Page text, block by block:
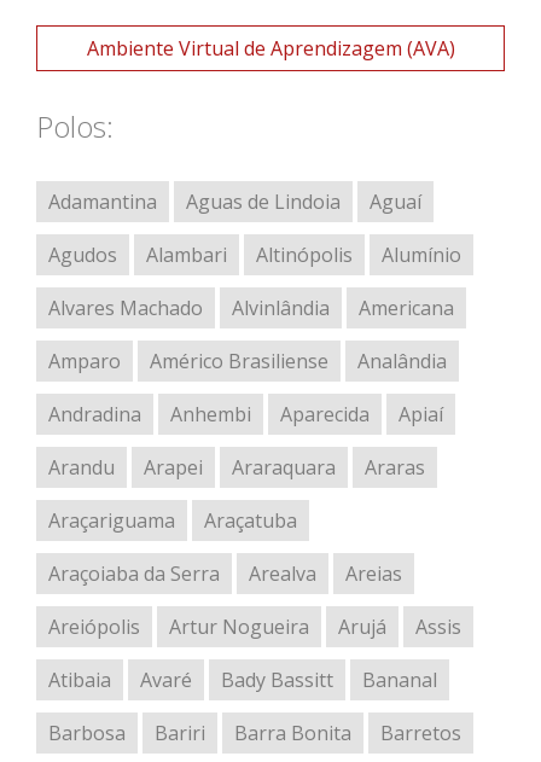
Ambiente Virtual de Aprendizagem (AVA)
Polos:
Adamantina Aguas de Lindoia
Aguaí
Agudos
Alambari Altinópolis
Alumínio
Alvares Machado
Alvinlândia
Americana
Amparo
Américo Brasiliense
Analândia
Andradina
Anhembi Aparecida
Apiaí
Arandu
Arapei Araraquara
Araras
Araçariguama
Araçatuba
Araçoiaba da Serra
Arealva
Areias
Areiópolis
Artur Nogueira Arujá
Assis
Atibaia
Avaré Bady Bassitt
Bananal
Barbosa
Bariri Barra Bonita
Barretos